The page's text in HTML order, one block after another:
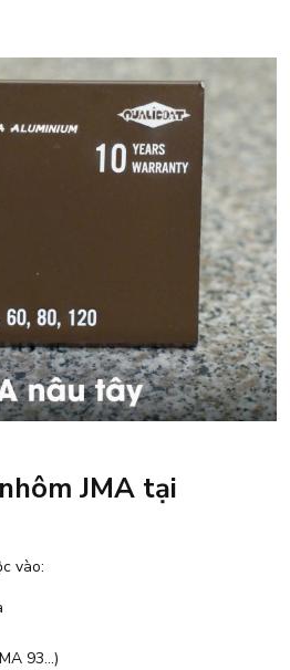
JMA tại
vào:
93…)